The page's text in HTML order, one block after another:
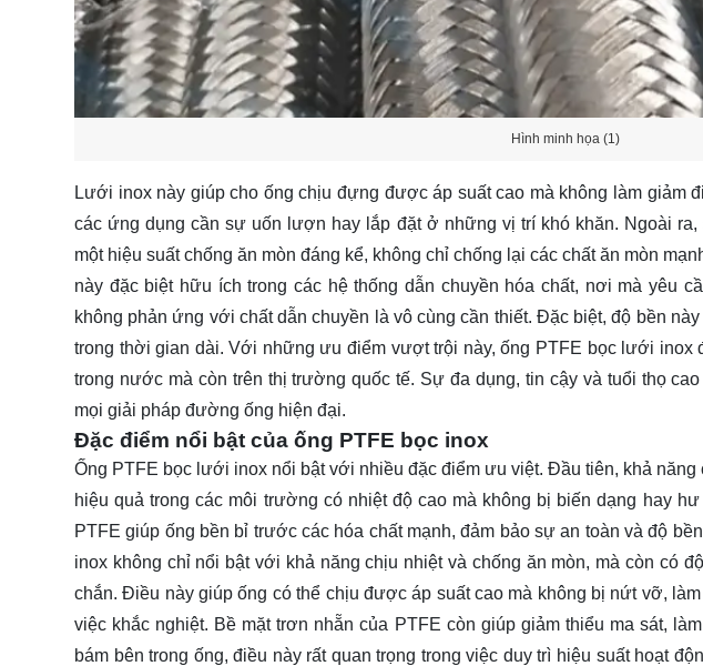
Hình minh họa (1)
Lưới inox này giúp cho ống chịu đựng được áp suất cao mà không làm giảm
các ứng dụng cần sự uốn lượn hay lắp đặt ở những vị trí khó khăn. Ngoài
một hiệu suất chống ăn mòn đáng kể, không chỉ chống lại các chất ăn mòn
này đặc biệt hữu ích trong các hệ thống dẫn chuyền hóa chất, nơi mà yêu
không phản ứng với chất dẫn chuyền là vô cùng cần thiết. Đặc biệt, độ bền
trong thời gian dài. Với những ưu điểm vượt trội này, ống PTFE bọc lưới inox
trong nước mà còn trên thị trường quốc tế. Sự đa dụng, tin cậy và tuổi thọ
mọi giải pháp đường ống hiện đại.
Đặc điểm nổi bật của ống PTFE bọc inox
Ống PTFE bọc lưới inox nổi bật với nhiều đặc điểm ưu việt. Đầu tiên, khả
hiệu quả trong các môi trường có nhiệt độ cao mà không bị biến dạng hay
PTFE giúp ống bền bỉ trước các hóa chất mạnh, đảm bảo sự an toàn và độ
inox không chỉ nổi bật với khả năng chịu nhiệt và chống ăn mòn, mà còn có
chắn. Điều này giúp ống có thể chịu được áp suất cao mà không bị nứt vỡ,
việc khắc nghiệt. Bề mặt trơn nhẵn của PTFE còn giúp giảm thiểu ma sát,
bám bên trong ống, điều này rất quan trọng trong việc duy trì hiệu suất hoạt